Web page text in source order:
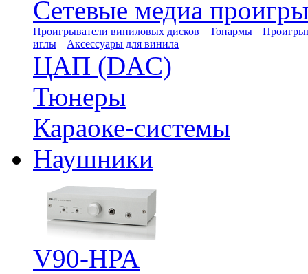
Сетевые медиа
Проигрыватели виниловых дисков Тонармы
иглы
Аксессуары для винила
ЦАП (DAC)
Тюнеры
Караоке-системы
Наушники
V90-HPA